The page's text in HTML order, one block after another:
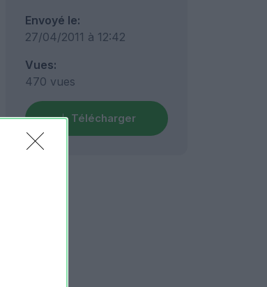
Envoyé le:
27/04/2011 à 12:42
Vues:
470 vues
Télécharger